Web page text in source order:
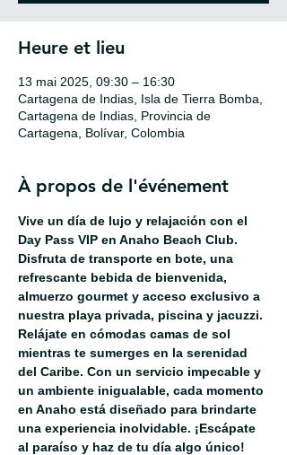
Heure et lieu
13 mai 2025, 09:30 – 16:30
Cartagena de Indias, Isla de Tierra Bomba,
Cartagena de Indias, Provincia de
Cartagena, Bolívar, Colombia
À propos de l'événement
Vive un día de lujo y relajación con el
Day Pass VIP en Anaho Beach Club.
Disfruta de transporte en bote, una
refrescante bebida de bienvenida,
almuerzo gourmet y acceso exclusivo a
nuestra playa privada, piscina y jacuzzi.
Relájate en cómodas camas de sol
mientras te sumerges en la serenidad
del Caribe. Con un servicio impecable y
un ambiente inigualable, cada momento
en Anaho está diseñado para brindarte
una experiencia inolvidable. ¡Escápate
al paraíso y haz de tu día algo único!